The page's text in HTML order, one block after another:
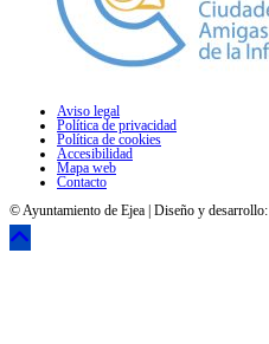
Aviso legal
Política de privacidad
Política de cookies
Accesibilidad
Mapa web
Contacto
© Ayuntamiento de Ejea | Diseño y desarrollo: